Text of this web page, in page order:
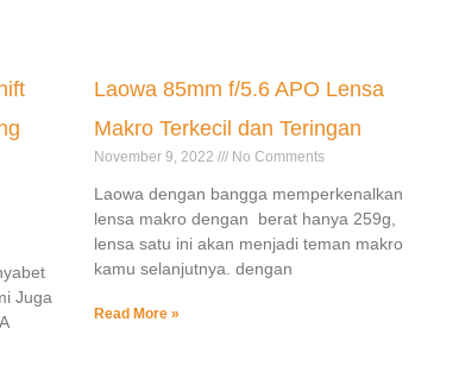
Juga
Laowa 85mm f/5.6 APO Lensa
Makro Terkecil dan Teringan
November 9, 2022 No Comments
Laowa dengan bangga memperkenalkan
lensa makro dengan berat hanya 259g,
lensa satu ini akan menjadi teman makro
kamu selanjutnya. dengan
Read More »